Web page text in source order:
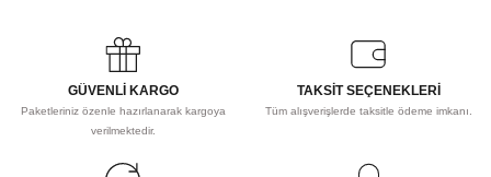
GÜVENLİ KARGO
Paketleriniz özenle hazırlanarak kargoya
verilmektedir.
TAKSİT SEÇENEKLERİ
Tüm alışverişlerde taksitle ödeme imkanı.